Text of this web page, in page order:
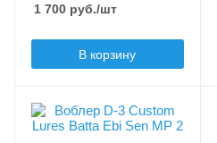
1 700 руб./шт
В корзину
Цвет приманки
2